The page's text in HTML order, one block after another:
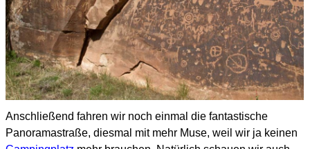
Anschließend fahren wir noch einmal die fantastische
Panoramastraße, diesmal mit mehr Muse, weil wir ja keinen